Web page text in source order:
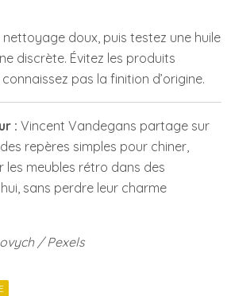
doux, puis testez une huile
discrète. Évitez les produits
pas la finition d’origine.
: Vincent Vandegans partage sur
repères simples pour chiner,
les meubles rétro dans des
sans perdre leur charme
/ Pexels